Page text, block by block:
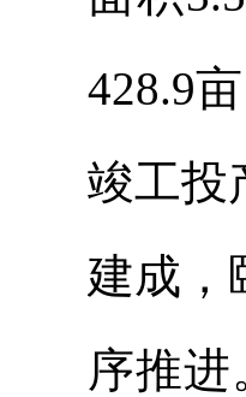
428.9
竣工投
建成，
序推